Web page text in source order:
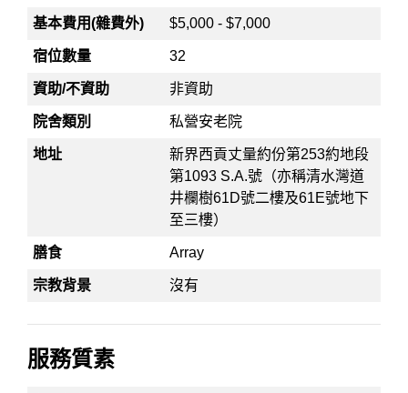
基本費用(雜費外) $5,000 - $7,000
宿位數量 32
資助/不資助 非資助
院舍類別 私營安老院
地址
新界西貢丈量約份第253約地段
第1093 S.A.號（亦稱清水灣道
井欄樹61D號二樓及61E號地下
至三樓）
膳食 Array
宗教背景 沒有
服務質素